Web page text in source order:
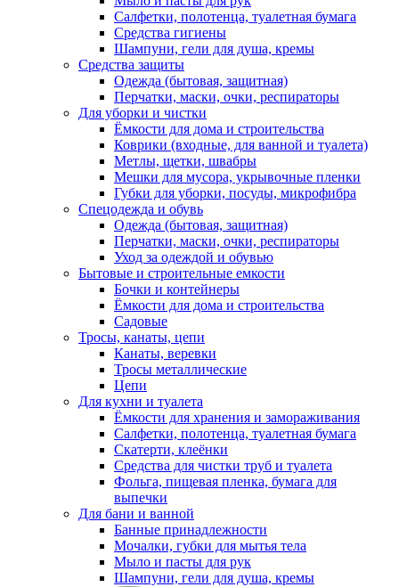
Салфетки, полотенца, туалетная бумага
Средства гигиены
Шампуни, гели для душа, кремы
Средства защиты
Одежда (бытовая, защитная)
Перчатки, маски, очки, респираторы
Для уборки и чистки
Ёмкости для дома и строительства
Коврики (входные, для ванной и туалета)
Метлы, щетки, швабры
Мешки для мусора, укрывочные пленки
Губки для уборки, посуды, микрофибра
Спецодежда и обувь
Одежда (бытовая, защитная)
Перчатки, маски, очки, респираторы
Уход за одеждой и обувью
Бытовые и строительные емкости
Бочки и контейнеры
Ёмкости для дома и строительства
Садовые
Тросы, канаты, цепи
Канаты, веревки
Тросы металлические
Цепи
Для кухни и туалета
Ёмкости для хранения и замораживания
Салфетки, полотенца, туалетная бумага
Скатерти, клеёнки
Средства для чистки труб и туалета
Фольга, пищевая пленка, бумага для
выпечки
Для бани и ванной
Банные принадлежности
Мочалки, губки для мытья тела
Мыло и пасты для рук
Шампуни, гели для душа, кремы